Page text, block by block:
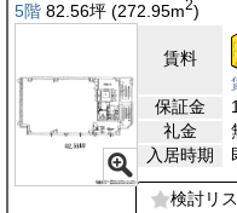
5階 82.56坪 (272.95m2)
賃料
保証金
礼金
入居時期
検討リ